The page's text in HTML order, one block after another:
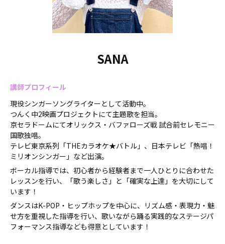
SANA
講師プロフィール
現役シンガーソングライターとして活動中。
つんく中2映画プロジェクトにて主題歌を担当。
京セラドームにてオリックス・バファローズ戦 試合前セレモニー
国歌独唱。
テレビ東京系列「THEカラオケ★バトル」、日本テレビ「熱唱！
ミリオンシンガー」など出演。
ボーカル指導では、初心者から経験者まで一人ひとりに合わせた
レッスンを行い、「歌う楽しさ」と「確実な上達」を大切にして
います！
ダンスはK-POP・ヒップホップを中心に、リズム感・表現力・魅
せ方を重視した指導を行い、歌いながら踊る実践的なステージパ
フォーマンス指導なども得意としています！